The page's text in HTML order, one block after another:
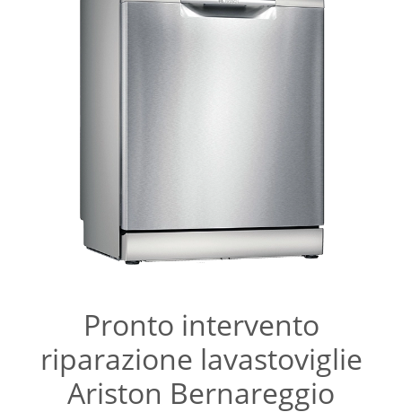
Pronto intervento
riparazione lavastoviglie
Ariston Bernareggio